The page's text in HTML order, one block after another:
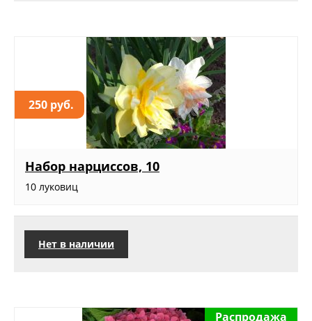
250 руб.
Набор нарциссов, 10
10 луковиц
Нет в наличии
Распродажа